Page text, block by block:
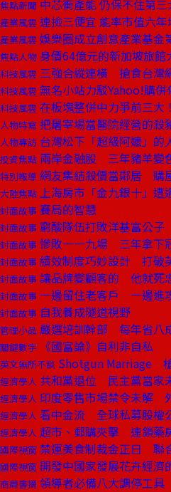
焦點新聞 中芯衝產能 仍保不住第三
產業風雲 連撿三便宜 能率市值六
產業風雲 娛樂圈成立創意產業基金
焦點人物 身價64億元的新加坡旅館
科技風雲 三強合縱連橫 搶食台灣
科技風雲 無名小站力駁Yahoo!購併
科技風雲 在板塊整併中力爭前三大！
人物特寫 把屠宰場當醫院經營的殺
人物專訪 台灣松下「超級阿嬤」的
投資焦點 兩岸金融股 三年豬羊變
特別報導 網友集結殺價當鄰居 購
大陸焦點 上海房市「金九銀十」遭
封面故事 賽局的智慧
封面故事 窮酸隊伍打敗洋基富公子
封面故事 慘敗一一九場 三年拿下
封面故事 績效制度巧妙設計 打破
封面故事 讓品牌變顧客的 他就死
封面故事 一邊留住老客戶 一邊進
封面故事 自我養成隧道視野
管理小品 嚴選培訓幹部 每年省八
關鍵數字 《國富論》自利非自私
英文無所不談 Shotgun Marriage
經濟學人 共和黨退位 民主黨當家
經濟學人 印度零售市場禁令未解
經濟學人 看中金流 全球私募股權
經濟學人 超市、郵購夾擊 連鎖藥
國際視窗 禁運美食制裁金正日 聯
國際視窗 開發中國家發展花卉經濟
商周書摘 領導者必備八大調停工具